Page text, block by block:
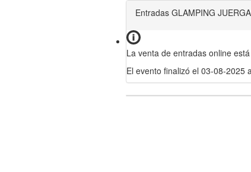
Entradas GLAMPING
La venta de entradas online
El evento finalizó el 03-08-2025